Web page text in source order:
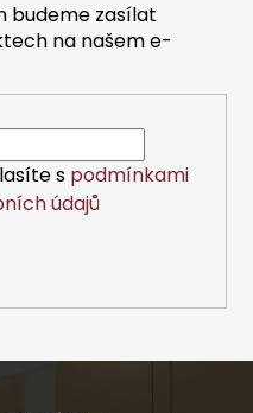
budeme zasílat
na našem e-
s podmínkami
údajů